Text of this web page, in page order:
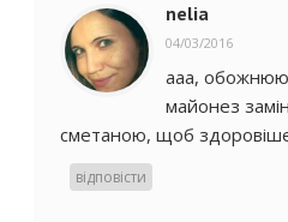
nelia
04/03/2016
ааа, обожнюю
майонез
сметаною, щоб
відповісти